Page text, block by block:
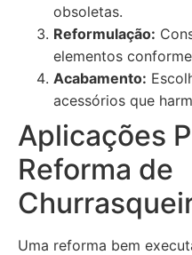
obsoletas.
Reformulação:
elementos
Acabamento:
acessórios que
Aplicações
Reforma de
Uma reforma bem